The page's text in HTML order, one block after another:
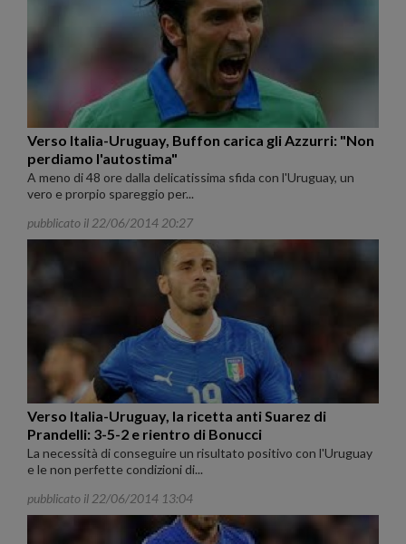
Verso Italia-Uruguay, Buffon carica gli Azzurri: "Non
perdiamo l'autostima"
A meno di 48 ore dalla delicatissima sfida con l'Uruguay, un
vero e prorpio spareggio per...
pubblicato il 22/06/2014 20:27
Verso Italia-Uruguay, la ricetta anti Suarez di
Prandelli: 3-5-2 e rientro di Bonucci
La necessità di conseguire un risultato positivo con l'Uruguay
e le non perfette condizioni di...
pubblicato il 22/06/2014 13:04